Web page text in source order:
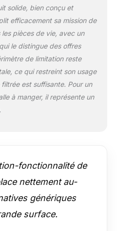
solide, bien conçu et
efficacement sa mission de
pièces de vie, avec un
le distingue des offres
de limitation reste
ce qui restreint son usage
est suffisante. Pour un
à manger, il représente un
fonctionnalité de
nettement au-
génériques
surface.